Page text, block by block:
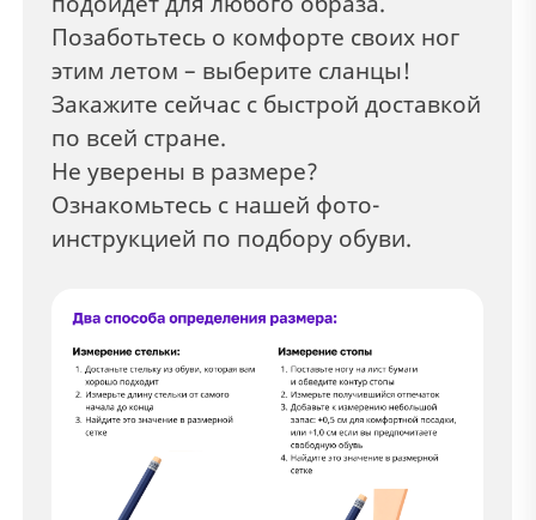
Позаботьтесь о комфорте своих ног
этим летом – выберите сланцы!
Закажите сейчас с быстрой доставкой
по всей стране.
Не уверены в размере?
Ознакомьтесь с нашей фото-
инструкцией по подбору обуви.